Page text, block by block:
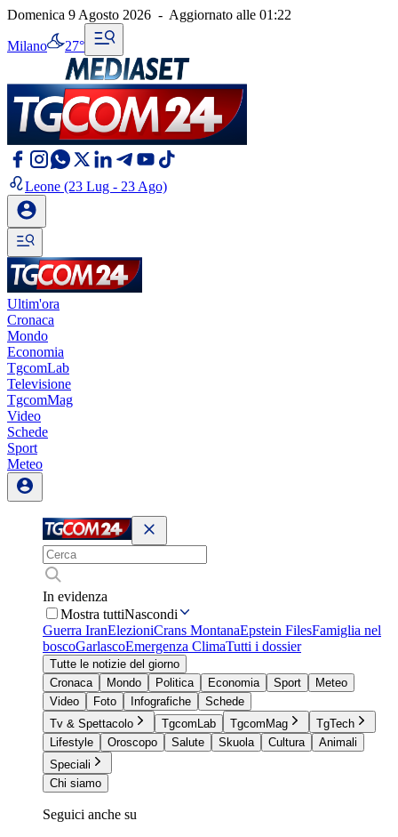
Domenica 9 Agosto 2026 - Aggiornato alle 01:22
Milano 27°
Leone (23 Lug - 23 Ago)
Ultim'ora
Cronaca
Mondo
Economia
TgcomLab
Televisione
TgcomMag
Video
Schede
Sport
Meteo
In evidenza
Mostra tuttiNascondi
Guerra IranElezioniCrans MontanaEpstein FilesFamiglia nel
boscoGarlascoEmergenza ClimaTutti i dossier
Tutte le notizie del giorno
Cronaca
Mondo Politica Economia Sport
Meteo
Video
Foto Infografiche
Schede
Tv & Spettacolo
TgcomLab TgcomMag
TgTech
Lifestyle
Oroscopo Salute Skuola Cultura
Animali
Speciali
Chi siamo
Seguici anche su